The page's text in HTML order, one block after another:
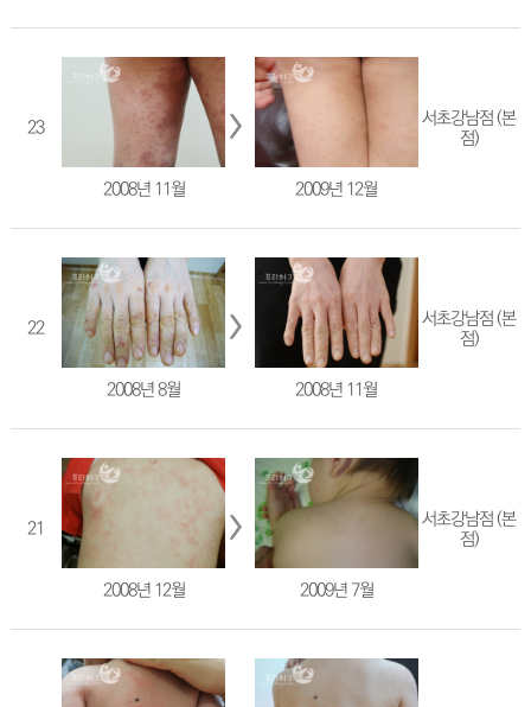
23
2008년 11월 2009년 12월
서초강남점 (본
점)
22
2008년 8월 2008년 11월
서초강남점 (본
점)
21
2008년 12월 2009년 7월
서초강남점 (본
점)